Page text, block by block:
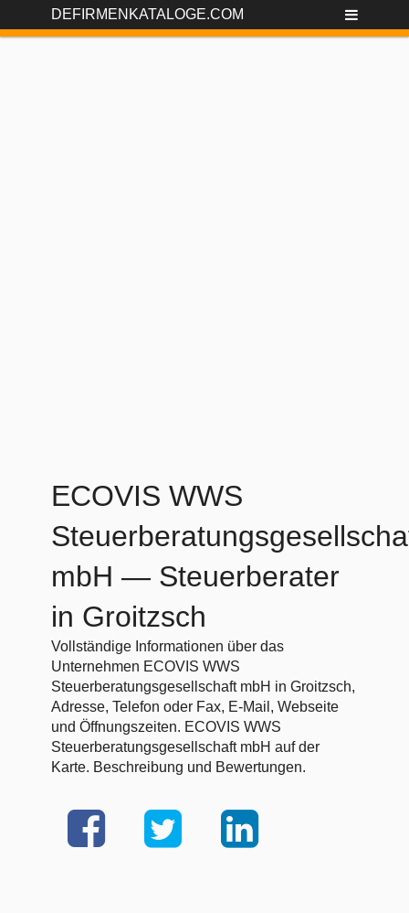
DEFIRMENKATALOGE.COM
ECOVIS WWS
mbH — Steuerberater
in Groitzsch
Vollständige Informationen über das
Unternehmen ECOVIS WWS
Steuerberatungsgesellschaft mbH in Groitzsch,
Adresse, Telefon oder Fax, E-Mail, Webseite
und Öffnungszeiten. ECOVIS WWS
Steuerberatungsgesellschaft mbH auf der
Karte. Beschreibung und Bewertungen.